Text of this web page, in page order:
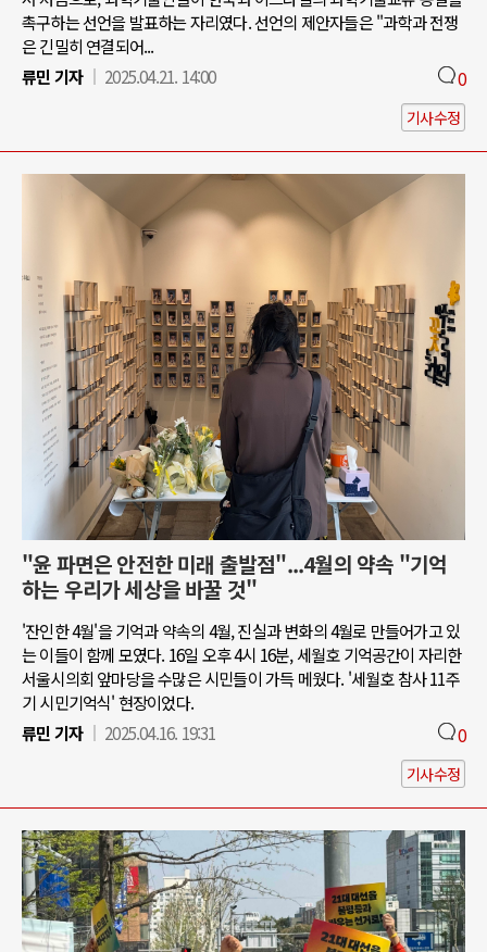
촉구하는 선언을 발표하는 자리였다. 선언의 제안자들은 "과학과 전쟁
은 긴밀히 연결되어...
류민 기자
2025.04.21. 14:00 0
기사수정
"윤 파면은 안전한 미래 출발점"...4월의 약속 "기억
하는 우리가 세상을 바꿀 것"
'잔인한 4월'을 기억과 약속의 4월, 진실과 변화의 4월로 만들어가고 있
는 이들이 함께 모였다. 16일 오후 4시 16분, 세월호 기억공간이 자리한
서울시의회 앞마당을 수많은 시민들이 가득 메웠다. '세월호 참사 11주
기 시민기억식' 현장이었다.
류민 기자
2025.04.16. 19:31 0
기사수정